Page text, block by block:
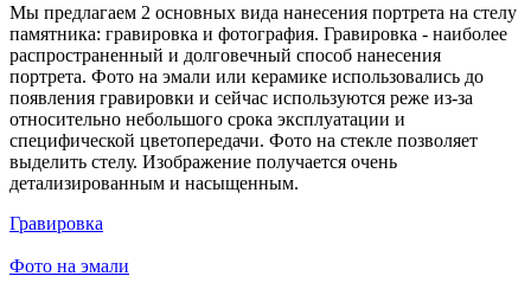
Мы предлагаем 2 основных вида нанесения портрета на стелу
памятника: гравировка и фотография. Гравировка - наиболее
распространенный и долговечный способ нанесения
портрета. Фото на эмали или керамике использовались до
появления гравировки и сейчас используются реже из-за
относительно небольшого срока эксплуатации и
специфической цветопередачи. Фото на стекле позволяет
выделить стелу. Изображение получается очень
детализированным и насыщенным.
Гравировка
Фото на эмали